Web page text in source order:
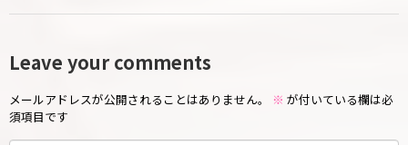
Leave your comments
メールアドレスが公開されることはありません。 ※ が付いている欄は必
須項目です